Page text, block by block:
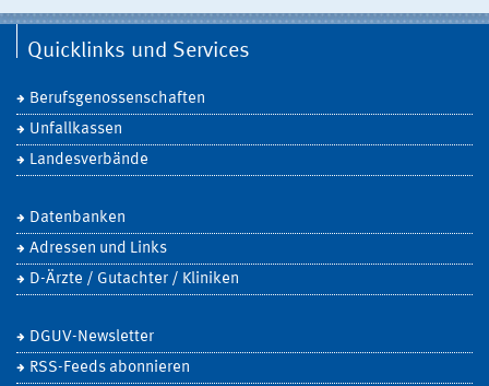
Quicklinks und Services
Berufsgenossenschaften
Unfallkassen
Landesverbände
Datenbanken
Adressen und Links
D-Ärzte / Gutachter / Kliniken
DGUV-Newsletter
RSS-Feeds abonnieren